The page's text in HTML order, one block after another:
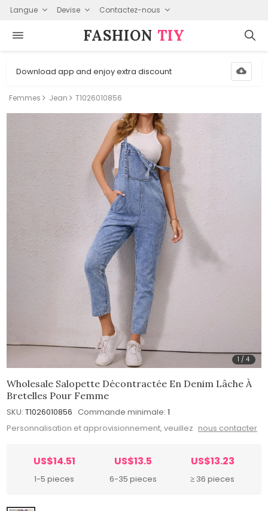
Langue Devise Contactez-nous
FASHION⁠ TIY
Download app and enjoy extra discount
Femmes Jean T1026010856
1 /4
Wholesale Salopette Décontractée En Denim Lâche À
Bretelles Pour Femme
SKU: T1026010856 Commande minimale: 1
Personnalisation et approvisionnement, veuillez nous contacter
US$14.51
1-5 pieces
US$13.5
6-35 pieces
US$13.23
≥ 36 pieces